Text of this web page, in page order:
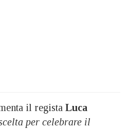
il regista Luca
per celebrare il